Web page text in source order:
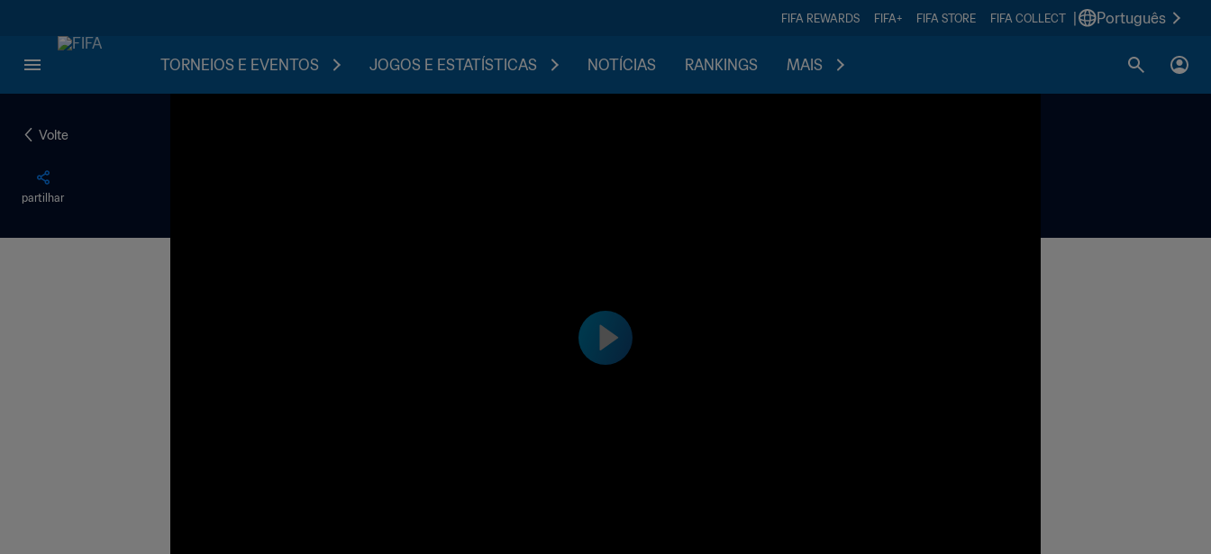
FIFA REWARDS FIFA+ FIFA STORE FIFA COLLECT Português
TORNEIOS E EVENTOS JOGOS E ESTATÍSTICAS NOTÍCIAS RANKINGS MAIS
Volte
partilhar